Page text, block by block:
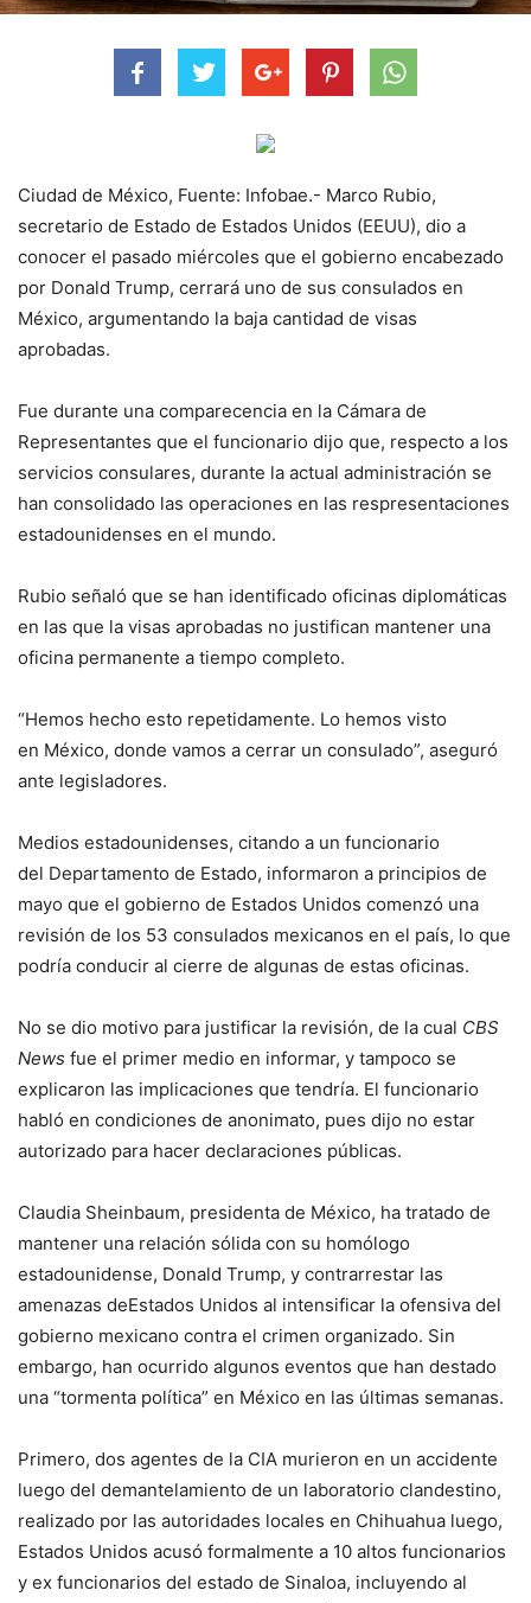
Ciudad de México, Fuente: Infobae.- Marco Rubio,
secretario de Estado de Estados Unidos (EEUU), dio a
conocer el pasado miércoles que el gobierno encabezado
por Donald Trump, cerrará uno de sus consulados en
México, argumentando la baja cantidad de visas
aprobadas.
Fue durante una comparecencia en la Cámara de
Representantes que el funcionario dijo que, respecto a los
servicios consulares, durante la actual administración se
han consolidado las operaciones en las respresentaciones
estadounidenses en el mundo.
Rubio señaló que se han identificado oficinas diplomáticas
en las que la visas aprobadas no justifican mantener una
oficina permanente a tiempo completo.
“Hemos hecho esto repetidamente. Lo hemos visto
en México, donde vamos a cerrar un consulado”, aseguró
ante legisladores.
Medios estadounidenses, citando a un funcionario
del Departamento de Estado, informaron a principios de
mayo que el gobierno de Estados Unidos comenzó una
revisión de los 53 consulados mexicanos en el país, lo que
podría conducir al cierre de algunas de estas oficinas.
No se dio motivo para justificar la revisión, de la cual CBS
News fue el primer medio en informar, y tampoco se
explicaron las implicaciones que tendría. El funcionario
habló en condiciones de anonimato, pues dijo no estar
autorizado para hacer declaraciones públicas.
Claudia Sheinbaum, presidenta de México, ha tratado de
mantener una relación sólida con su homólogo
estadounidense, Donald Trump, y contrarrestar las
amenazas deEstados Unidos al intensificar la ofensiva del
gobierno mexicano contra el crimen organizado. Sin
embargo, han ocurrido algunos eventos que han destado
una “tormenta política” en México en las últimas semanas.
Primero, dos agentes de la CIA murieron en un accidente
luego del demantelamiento de un laboratorio clandestino,
realizado por las autoridades locales en Chihuahua luego,
Estados Unidos acusó formalmente a 10 altos funcionarios
y ex funcionarios del estado de Sinaloa, incluyendo al